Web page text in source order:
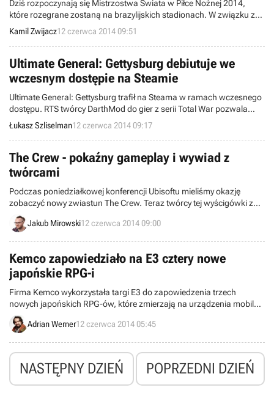
Dziś rozpoczynają się Mistrzostwa Świata w Piłce Nożnej 2014,
które rozegrane zostaną na brazylijskich stadionach. W związku z
tym przypominamy o naszym trwającym konkursie Piłkarska Ruletka
GRY-OnLine.pl. Zabawa w nim polega na typowaniu wyników
meczów.
Kamil Zwijacz12 czerwca 2014 09:51
Ultimate General: Gettysburg debiutuje we
wczesnym dostępie na Steamie
Ultimate General: Gettysburg trafił na Steama w ramach wczesnego
dostępu. RTS twórcy DarthMod do gier z serii Total War pozwala
rozegrać kilkuetapową bitwę pod Gettysburgiem – największe
starcie wojny secesyjnej. Pełna wersja zadebiutuje w ciągu
najbliższych 9 tygodni.
Łukasz Szliselman12 czerwca 2014 09:17
The Crew - pokaźny gameplay i wywiad z
twórcami
Podczas poniedziałkowej konferencji Ubisoftu mieliśmy okazję
zobaczyć nowy zwiastun The Crew. Teraz twórcy tej wyścigówki z
otwartym światem przedstawili nam kilka fragmentów rozgrywki
oraz zdradzili parę szczegółów z zapowiedzianej na listopad
Jakub Mirowski12 czerwca 2014 09:00
Kemco zapowiedziało na E3 cztery nowe
japońskie RPG-i
Firma Kemco wykorzystała targi E3 do zapowiedzenia trzech
nowych japońskich RPG-ów, które zmierzają na urządzenia mobilne
z systemami iOS i Android. Gry te otrzymały tytuły Valkyria Soul,
Illusion of L’phalicia, Shining Mars oraz Grace of Letoile.
Adrian Werner12 czerwca 2014 05:45
NASTĘPNY DZIEŃ POPRZEDNI DZIEŃ